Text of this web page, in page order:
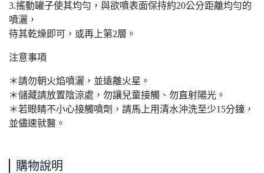
3.搖動罐子使其均勻，與欲噴表面保持約20公分距離均勻的
噴灑，
待其乾燥即可，或再上第2層。
注意事項
＊請勿朝火焰噴灑，並遠離火星。
＊儲藏請放置陰涼處，勿讓兒童接觸、勿直射陽光。
＊若眼睛不小心接觸噴劑，請馬上用清水沖洗至少15分鐘，
並儘速就醫。
購物說明